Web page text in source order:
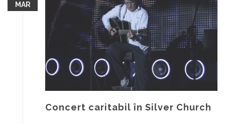
MAR
Concert caritabil în Silver Church